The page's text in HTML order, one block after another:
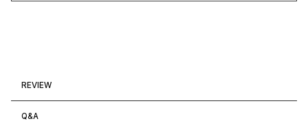
REVIEW
Q&A